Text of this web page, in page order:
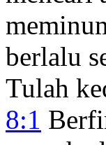
berlalu
Tulah
8:1